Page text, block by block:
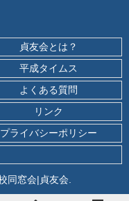
貞友会とは？
平成タイムス
よくある質問
リンク
プライバシーポリシー
同窓会|貞友会.